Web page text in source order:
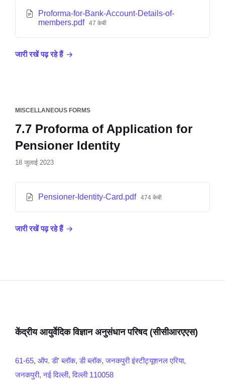
Proforma-for-Bank-Account-Details-of-
members.pdf 47 केबी
जारी रखें पढ़ रहे हैं
MISCELLANEOUS FORMS
7.7 Proforma of Application for
Pensioner Identity
18 जुलाई 2023
Pensioner-Identity-Card.pdf 474 केबी
जारी रखें पढ़ रहे हैं
केंद्रीय आयुर्वेदिक विज्ञान अनुसंधान परिषद (सीसीआरएएस)
61-65, ऑप. डी' ब्लॉक, डी ब्लॉक, जनकपुरी इंस्टीट्यूशनल एरिया,
जनकपुरी, नई दिल्ली, दिल्ली 110058